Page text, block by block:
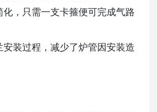
，只需一支卡箍便可完成气路
装过程，减少了炉管因安装造